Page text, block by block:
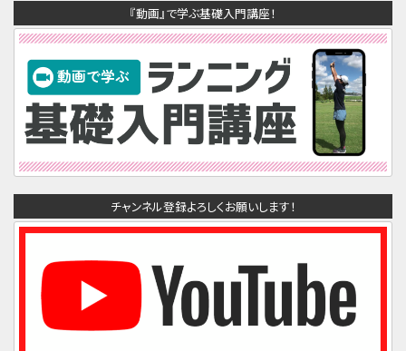
『動画』で学ぶ基礎入門講座！
チャンネル登録よろしくお願いします！